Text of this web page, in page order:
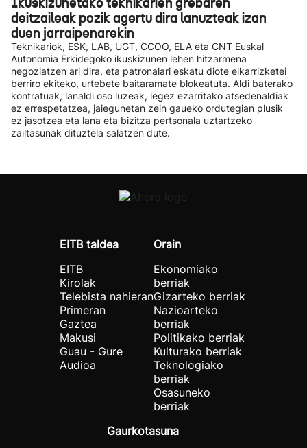
deitzaileak pozik agertu dira lanuzteak izan
duen jarraipenarekin
Teknikariok, ESK, LAB, UGT, CCOO, ELA eta CNT Euskal
Autonomia Erkidegoko ikuskizunen lehen hitzarmena
negoziatzen ari dira, eta patronalari eskatu diote elkarrizketei
berriro ekiteko, urtebete baitaramate blokeatuta. Aldi baterako
kontratuak, lanaldi oso luzeak, legez ezarritako atsedenaldiak
ez errespetatzea, jaiegunetan zein gaueko ordutegian plusik
ez jasotzea eta lana eta bizitza pertsonala uztartzeko
zailtasunak dituztela salatzen dute.
EITB taldea
EITB
Kirolak
Telebista nahieran
Primeran
Gaztea
Makusi
Guau - Gure
Audioa
Orain
Ekonomiako
berriak
Gizarteko berriak
Nazioarteko
berriak
Politikako berriak
Kulturako berriak
Teknologiako
berriak
Osasuneko
berriak
Gaurkotasuna